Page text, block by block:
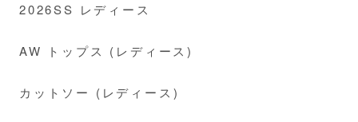
2026SS レディース
AW トップス (レディース)
カットソー (レディース)